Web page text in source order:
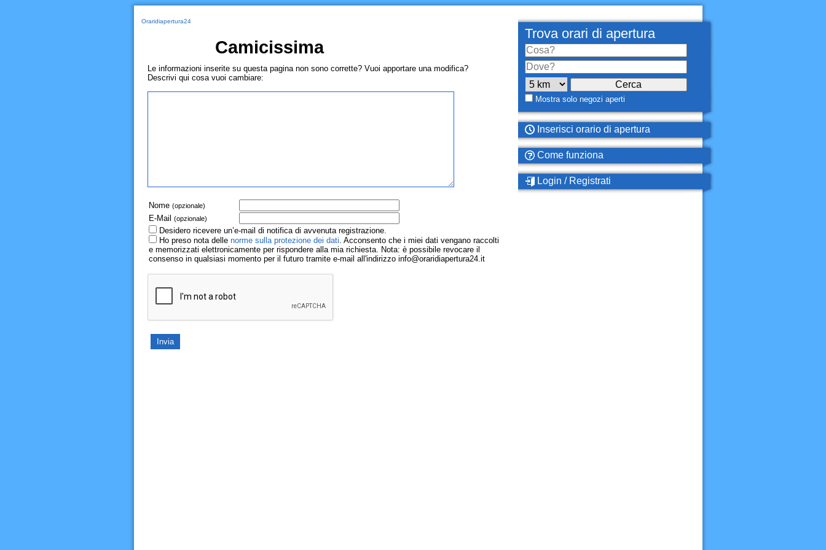
Oraridiapertura24
Camicissima
Le informazioni inserite su questa pagina non sono corrette? Vuoi apportare una modifica?
Descrivi qui cosa vuoi cambiare:
Nome (opzionale)
E-Mail (opzionale)
Desidero ricevere un’e-mail di notifica di avvenuta registrazione.
Ho preso nota delle norme sulla protezione dei dati. Acconsento che i miei dati vengano raccolti
e memorizzati elettronicamente per rispondere alla mia richiesta. Nota: è possibile revocare il
consenso in qualsiasi momento per il futuro tramite e-mail all'indirizzo info@oraridiapertura24.it
Trova orari di apertura
Mostra solo negozi aperti
Inserisci orario di apertura
Come funziona
Login / Registrati